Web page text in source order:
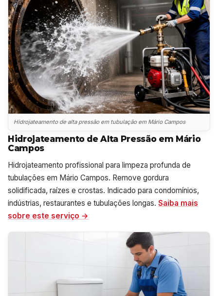
Hidrojateamento de alta pressão em tubulação em Mário Campos
Hidrojateamento de Alta Pressão em Mário
Campos
Hidrojateamento profissional para limpeza profunda de
tubulações em Mário Campos. Remove gordura
solidificada, raízes e crostas. Indicado para condomínios,
indústrias, restaurantes e tubulações longas. Saiba mais
sobre este serviço →